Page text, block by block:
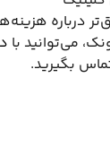
درباره
می‌توانید با
بگیرید.